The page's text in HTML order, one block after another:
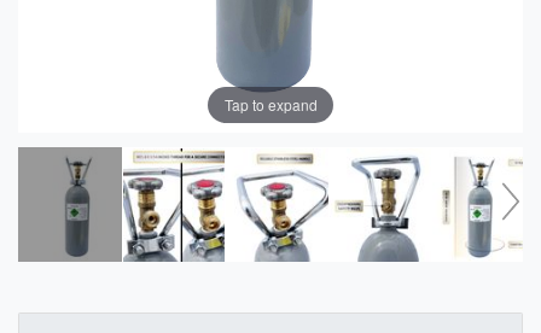
Tap to expand